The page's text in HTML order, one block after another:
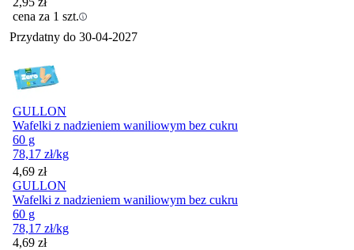
cena za 1 szt.
Przydatny do 30-04-2027
GULLON
Wafelki z nadzieniem waniliowym bez cukru
60 g
78,17 zł/kg
Cena
4,69 zł
GULLON
Wafelki z nadzieniem waniliowym bez cukru
60 g
78,17 zł/kg
Cena
4,69 zł